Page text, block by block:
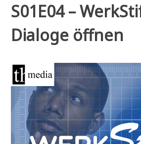
S01E04 –
Dialoge öffnen